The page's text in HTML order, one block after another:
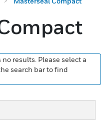
results. Please select a
search bar to find